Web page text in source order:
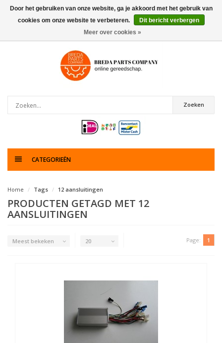
0artikelen
Zoeken
CATEGORIEËN
Home Tags 12 aansluitingen
PRODUCTEN GETAGD MET 12
AANSLUITINGEN
Meest bekeken 20 Page: 1
Door het gebruiken van onze website, ga je akkoord met het gebruik van
cookies om onze website te verbeteren.
Dit bericht verbergen
Meer over cookies »